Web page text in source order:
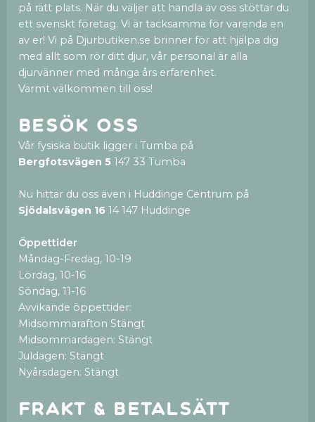
på rätt plats. När du väljer att handla av oss stöttar du
ett svenskt företag. Vi är tacksamma för varenda en
av er! Vi på Djurbutiken.se brinner för att hjälpa dig
med allt som rör ditt djur, vår personal är alla
djurvänner med många års erfarenhet.
Varmt välkommen till oss!
Besök oss
Vår fysiska butik ligger i Tumba på
Bergfotsvägen 5 147 33 Tumba
Nu hittar du oss även i Huddinge Centrum på
Sjödalsvägen 16 14 147 Huddinge
Öppettider
Måndag-Fredag, 10-19
Lördag, 10-16
Söndag, 11-16
Avvikande öppettider:
Midsommarafton Stängt
Midsommardagen: Stängt
Juldagen: Stängt
Nyårsdagen: Stängt
Frakt & betalsätt